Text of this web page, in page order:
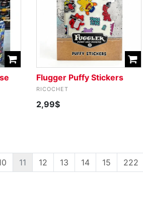
Flugger Puffy Stickers
RICOCHET
2,99$
11 12 13 14 15 222